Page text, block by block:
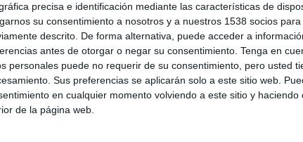
precisa e identificación mediante las características de
su consentimiento a nosotros y a nuestros 1538 socios
descrito. De forma alternativa, puede acceder a
antes de otorgar o negar su consentimiento. Tenga en
personales puede no requerir de su consentimiento, pero usted
Sus preferencias se aplicarán solo a este sitio web.
en cualquier momento volviendo a este sitio y
de la página web.
alcanzar los mayores éxitos".
creativo de Contrapunto BBDO, buque insignia del grupo BBDO en Madrid y donde ha
"Hoy comienzo una nueva singladura que se me brinda y encantado de poder sumar
de vista, tan importante, tan solvente y tan brillantemente estructurado, que ha puesto
Creo que desde la llegada de John Lynn se han construido una serie de importantes
Aun faltan cosas por hacer, pero sin precipitarse, y poniendo mucho sentido común en cada
seguro de que al final Grey se convertirá en una de las agencias más creativas de España.
ganas, no van a faltar, y como diría Emilio Duró, “tranquilo, que el corazón nunca se